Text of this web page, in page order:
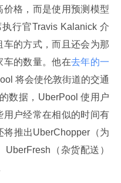
格，而是使用预测模型
行官Travis Kalanick 介
的方式，而且还会为那
车的数量。他在去年的一
将会使伦敦街道的交通
数据，UberPool 使用户
户经常在相似的时间有
推出UberChopper（为
（杂货配送）